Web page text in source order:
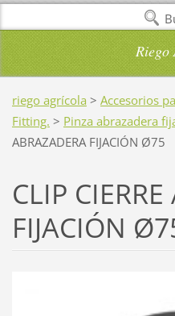
riego agrícola > Accesorios
Fitting. > Pinza abrazadera
ABRAZADERA FIJACIÓN Ø75
CLIP
FIJACIÓN